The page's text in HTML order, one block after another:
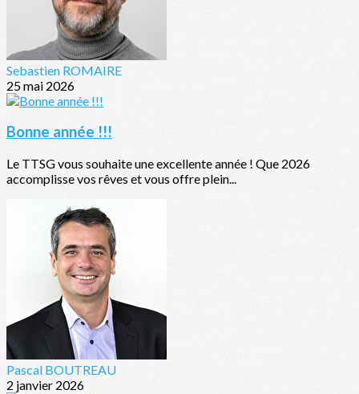
Sebastien ROMAIRE
25 mai 2026
Bonne année !!!
Le TTSG vous souhaite une excellente année ! Que 2026
accomplisse vos rêves et vous offre plein...
Pascal BOUTREAU
2 janvier 2026